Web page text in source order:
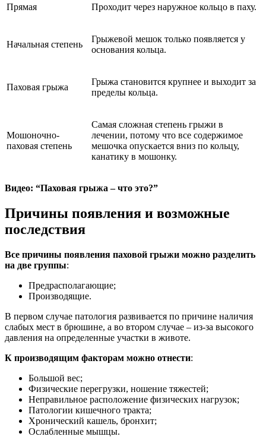
Прямая Проходит через наружное кольцо в паху.
Начальная степень
Грыжевой мешок только появляется у
основания кольца.
Паховая грыжа
Грыжа становится крупнее и выходит за
пределы кольца.
Мошоночно-
паховая степень
Самая сложная степень грыжи в
лечении, потому что все содержимое
мешочка опускается вниз по кольцу,
канатику в мошонку.
Видео: “Паховая грыжа – что это?”
Причины появления и возможные
последствия
Все причины появления паховой грыжи можно разделить
на две группы:
Предрасполагающие;
Производящие.
В первом случае патология развивается по причине наличия
слабых мест в брюшине, а во втором случае – из-за высокого
давления на определенные участки в животе.
К производящим факторам можно отнести:
Большой вес;
Физические перегрузки, ношение тяжестей;
Неправильное расположение физических нагрузок;
Патологии кишечного тракта;
Хронический кашель, бронхит;
Ослабленные мышцы.